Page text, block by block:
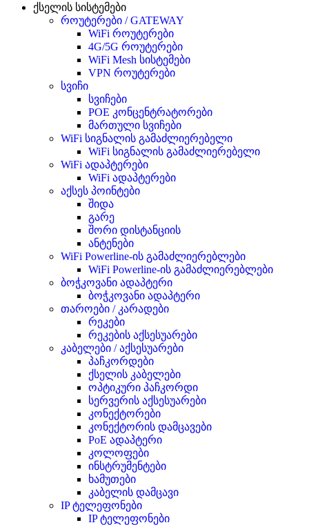
ქსელის სისტემები
როუტერები / GATEWAY
WiFi როუტერები
4G/5G როუტერები
WiFi Mesh სისტემები
VPN როუტერები
სვიჩი
სვიჩები
POE კონცენტრატორები
მართული სვიჩები
WiFi სიგნალის გამაძლიერებელი
WiFi სიგნალის გამაძლიერებელი
WiFi ადაპტერები
WiFi ადაპტერები
აქსეს პოინტები
შიდა
გარე
შორი დისტანციის
ანტენები
WiFi Powerline-ის გამაძლიერებლები
WiFi Powerline-ის გამაძლიერებლები
ბოჭკოვანი ადაპტერი
ბოჭკოვანი ადაპტერი
თაროები / კარადები
რეკები
რეკების აქსესუარები
კაბელები / აქსესუარები
პაჩკორდები
ქსელის კაბელები
ოპტიკური პაჩკორდი
სერვერის აქსესუარები
კონექტორები
კონექტორის დამცავები
PoE ადაპტერი
კოლოფები
ინსტრუმენტები
ხამუთები
კაბელის დამცავი
IP ტელეფონები
IP ტელეფონები